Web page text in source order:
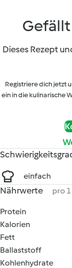
Gefällt
Dieses Rezept
Registriere dich jetzt
ein in die kulinarische
einfach
Nährwerte pro
Protein
Kalorien
Fett
Ballaststoff
Kohlenhydrate